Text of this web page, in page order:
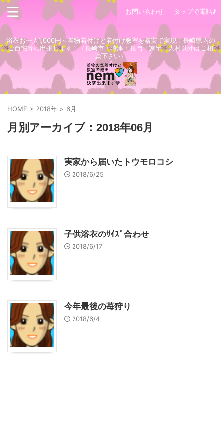
お問い合わせ タップで電話♪
浴衣お一人1,000円～着物着付けと着付け教室を格安で実現！長崎県内の
ご自宅等に出張します！（長崎市・時津・長与・諫早・大村以外はご相
談下さい）
HOME > 2018年 > 6月
月別アーカイブ：2018年06月
実家から届いたトウモロコシ
2018/6/25
子供浴衣のｻｲｽﾞ合わせ
2018/6/17
今年最後の苺狩り
2018/6/4